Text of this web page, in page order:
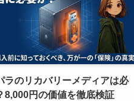
ラのリカバリーメディアは必
8,000円の価値を徹底検証